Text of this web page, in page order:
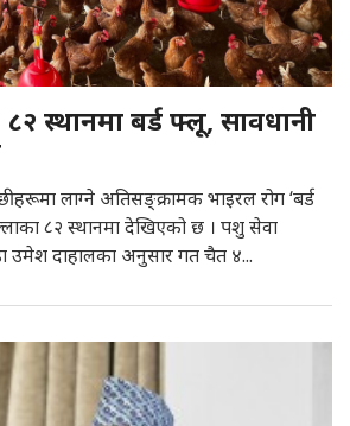
स्थानमा बर्ड फ्लू, सावधानी
लाग्ने अतिसङ्क्रामक भाइरल रोग ‘बर्ड
८२ स्थानमा देखिएको छ । पशु सेवा
उमेश दाहालका अनुसार गत चैत ४...